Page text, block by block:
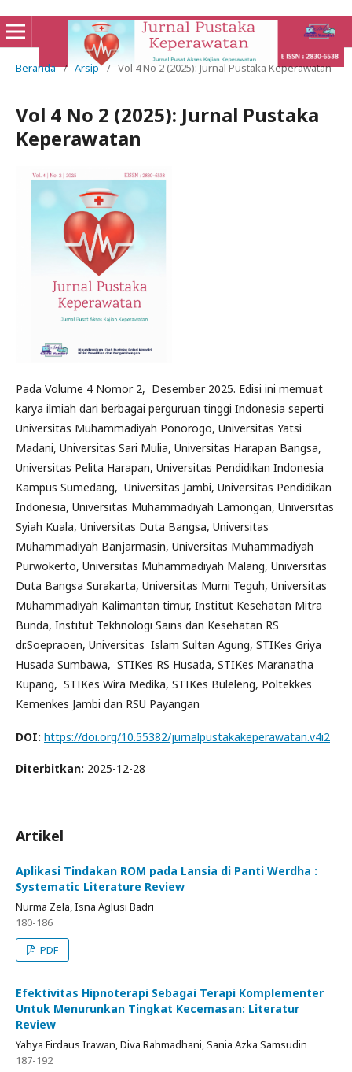
Beranda / Arsip / Vol 4 No 2 (2025): Jurnal Pustaka Keperawatan
Vol 4 No 2 (2025): Jurnal Pustaka
Keperawatan
Pada Volume 4 Nomor 2, Desember 2025. Edisi ini memuat
karya ilmiah dari berbagai perguruan tinggi Indonesia seperti
Universitas Muhammadiyah Ponorogo, Universitas Yatsi
Madani, Universitas Sari Mulia, Universitas Harapan Bangsa,
Universitas Pelita Harapan, Universitas Pendidikan Indonesia
Kampus Sumedang, Universitas Jambi, Universitas Pendidikan
Indonesia, Universitas Muhammadiyah Lamongan, Universitas
Syiah Kuala, Universitas Duta Bangsa, Universitas
Muhammadiyah Banjarmasin, Universitas Muhammadiyah
Purwokerto, Universitas Muhammadiyah Malang, Universitas
Duta Bangsa Surakarta, Universitas Murni Teguh, Universitas
Muhammadiyah Kalimantan timur, Institut Kesehatan Mitra
Bunda, Institut Tekhnologi Sains dan Kesehatan RS
dr.Soepraoen, Universitas Islam Sultan Agung, STIKes Griya
Husada Sumbawa, STIKes RS Husada, STIKes Maranatha
Kupang, STIKes Wira Medika, STIKes Buleleng, Poltekkes
Kemenkes Jambi dan RSU Payangan
DOI: https://doi.org/10.55382/jurnalpustakakeperawatan.v4i2
Diterbitkan: 2025-12-28
Artikel
Aplikasi Tindakan ROM pada Lansia di Panti Werdha :
Systematic Literature Review
Nurma Zela, Isna Aglusi Badri
180-186
PDF
Efektivitas Hipnoterapi Sebagai Terapi Komplementer
Untuk Menurunkan Tingkat Kecemasan: Literatur
Review
Yahya Firdaus Irawan, Diva Rahmadhani, Sania Azka Samsudin
187-192